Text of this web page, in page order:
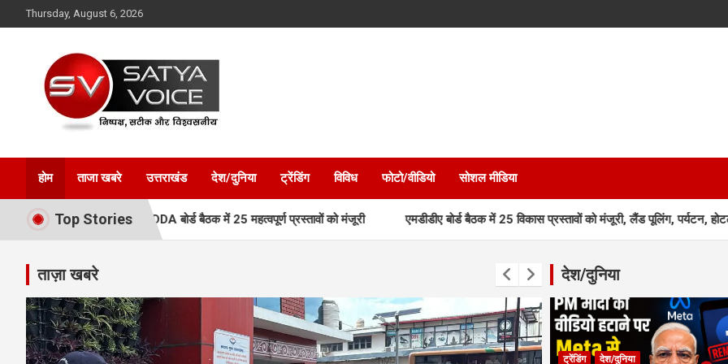
to
Thursday, August 6, 2026
Satya Voice
होम ताजा खबरे उत्तराखंड देश/दुनिया ट्रेंडिंग विविध फोटो/वीडियो सोशल मीडिया
Top Stories
नई रफ्तार, MDDA बोर्ड बैठक में 25 महत्वपूर्ण प्रस्तावों को मंजूरी एमडीडीए बोर्ड बैठक में 25 विकास प्रस्तावों को मंजूरी, लैंड पूलिंग, पर्यटन, होटल, औद्योगिक
ताज़ा खबरे देश/दुनिया
ट्रेंडिंग देश/दुनिया